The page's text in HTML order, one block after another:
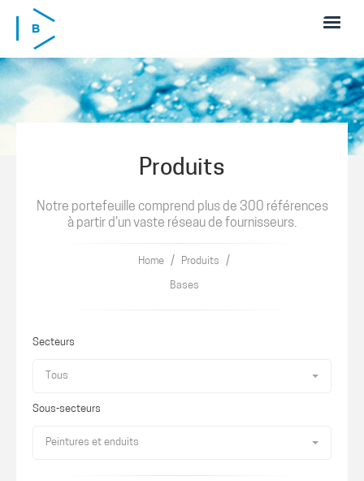
Skip to main content
Produits
Notre portefeuille comprend plus de 300 références
à partir d'un vaste réseau de fournisseurs.
Home / Produits /
Bases
Secteurs
Tous
Sous-secteurs
Peintures et enduits